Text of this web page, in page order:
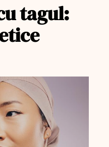
tagul: